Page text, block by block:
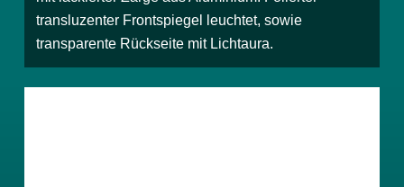
transluzenter Frontspiegel leuchtet, sowie
transparente Rückseite mit Lichtaura.